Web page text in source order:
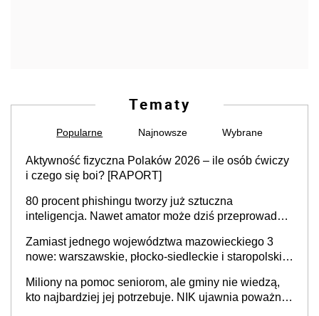
Tematy
Popularne Najnowsze Wybrane
Aktywność fizyczna Polaków 2026 – ile osób ćwiczy
i czego się boi? [RAPORT]
80 procent phishingu tworzy już sztuczna
inteligencja. Nawet amator może dziś przeprowadzić
Zamiast jednego województwa mazowieckiego 3
nowe: warszawskie, płocko-siedleckie i staropolskie.
stołecznych
Miliony na pomoc seniorom, ale gminy nie wiedzą,
kto najbardziej jej potrzebuje. NIK ujawnia poważną